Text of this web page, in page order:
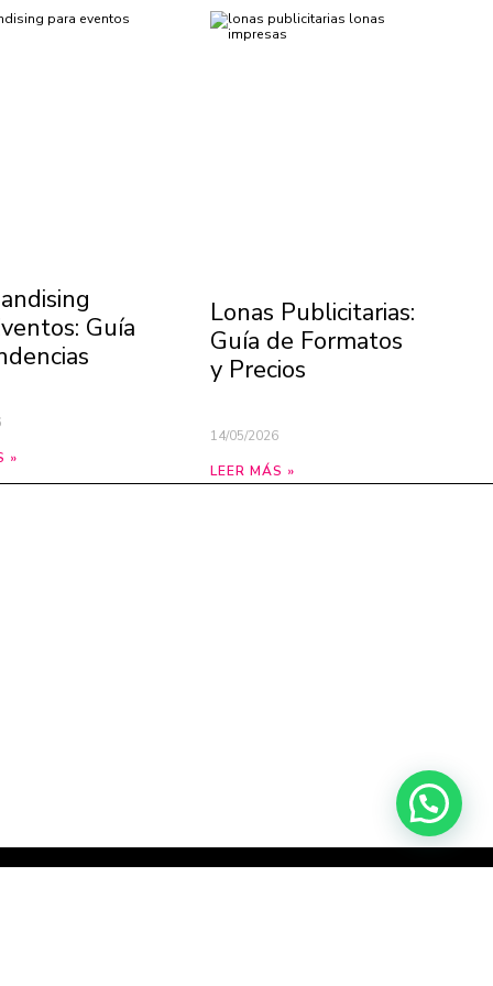
Guía
»
Lonas Publicitarias:
Guía de Formatos
y Precios
14/05/2026
LEER MÁS »